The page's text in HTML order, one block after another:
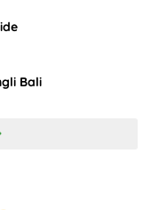
Bali